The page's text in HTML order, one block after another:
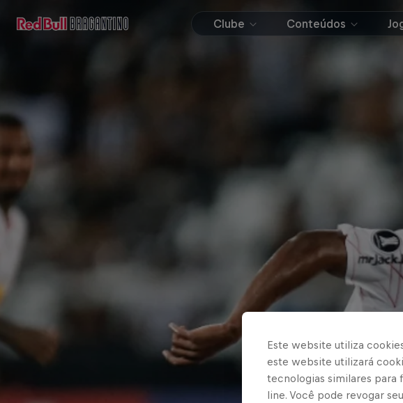
Clube Conteúdos
Este website utiliza
este website utilizará
tecnologias similares para
line. Você pode revogar